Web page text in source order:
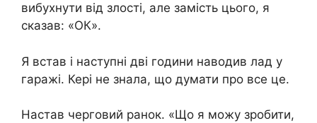
вибухнути від злості, але замість цього, я
сказав: «ОК».
Я встав і наступні дві години наводив лад у
гаражі. Кері не знала, що думати про все це.
Настав черговий ранок. «Що я можу зробити,